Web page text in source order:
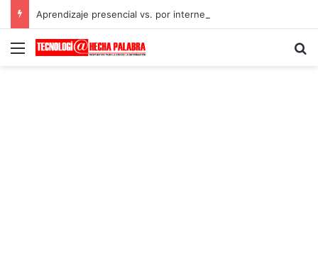
Aprendizaje presencial vs. por internet
Menú